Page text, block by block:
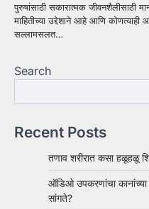
पुरुषांसाठी सकारात्मक जीवनशैलीसाठी
माहितीच्या उद्देशाने आहे आणि
सल्लामसलत…
Search
Recent Posts
तणाव शरीरात कसा हळूहळू
ऑडिओ उपकरणांचा कानांच्या
सांगते?